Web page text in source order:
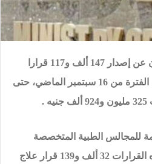
أعلنت وزارة الصحة والسكان عن إصدار 147 ألف و117 قرارا
للعلاج على نفقة الدولة خلال الفترة من 16 سبتمبر الماضي، حتى
للمجالس الطبية المتخصصة
د.عماد كاظم، أن من بين هذه القرارات 32 ألف و139 قرار علاج